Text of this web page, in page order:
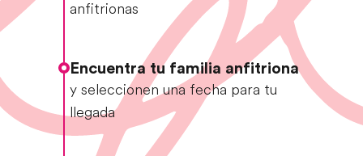
anfitrionas
Encuentra tu familia anfitriona
y seleccionen una fecha para tu
llegada